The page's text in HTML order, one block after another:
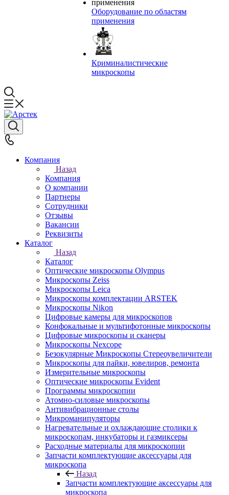
Оборудование по областям
применения
Криминалистические
микроскопы
Компания
Назад
Компания
О компании
Партнеры
Сотрудники
Отзывы
Вакансии
Реквизиты
Каталог
Назад
Каталог
Оптические микроскопы Olympus
Микроскопы Zeiss
Микроскопы Leica
Микроскопы комплектации ARSTEK
Микроскопы Nikon
Цифровые камеры для микроскопов
Конфокальные и мультифотонные микроскопы
Цифровые микроскопы и сканеры
Микроскопы Nexcope
Безокулярные Микроскопы Стереоувеличители
Микроскопы для пайки, ювелиров, ремонта
Измерительные микроскопы
Оптические микроскопы Evident
Программы микроскопии
Атомно-силовые микроскопы
Антивибрационные столы
Микроманипуляторы
Нагревательные и охлаждающие столики к
микроскопам, инкубаторы и газмиксеры
Расходные материалы для микроскопии
Запчасти комплектующие аксессуары для
микроскопа
Назад
Запчасти комплектующие аксессуары для
микроскопа